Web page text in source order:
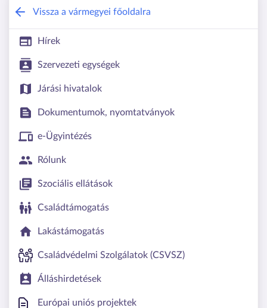
Vas Vármegyei Kormányhivatal
Vissza a vármegyei főoldalra
Hírek
Szervezeti egységek
Járási hivatalok
Dokumentumok, nyomtatványok
e-Ügyintézés
Rólunk
Szociális ellátások
Családtámogatás
Lakástámogatás
Családvédelmi Szolgálatok (CSVSZ)
Álláshirdetések
Európai uniós projektek